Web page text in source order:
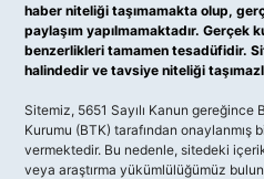
haber niteliği taşımamakta olup,
paylaşım yapılmamaktadır. Gerçek
benzerlikleri tamamen tesadüfidir.
halindedir ve tavsiye niteliği
Sitemiz, 5651 Sayılı Kanun
Kurumu (BTK) tarafından onaylanmış
vermektedir. Bu nedenle, sitedeki
veya araştırma yükümlülüğümüz